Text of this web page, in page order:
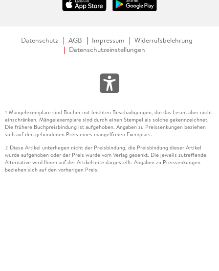
Datenschutz AGB Impressum
Widerrufsbelehrung
Datenschutzeinstellungen
1 Mängelexemplare sind Bücher mit leichten Beschädigungen, die das Lesen aber nicht
einschränken. Mängelexemplare sind durch einen Stempel als solche gekennzeichnet.
Die frühere Buchpreisbindung ist aufgehoben. Angaben zu Preissenkungen beziehen
sich auf den gebundenen Preis eines mangelfreien Exemplars.
2 Diese Artikel unterliegen nicht der Preisbindung, die Preisbindung dieser Artikel
wurde aufgehoben oder der Preis wurde vom Verlag gesenkt. Die jeweils zutreffende
Alternative wird Ihnen auf der Artikelseite dargestellt. Angaben zu Preissenkungen
beziehen sich auf den vorherigen Preis.